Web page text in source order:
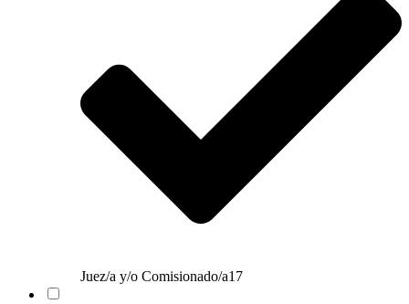
Juez/a y/o Comisionado/a17